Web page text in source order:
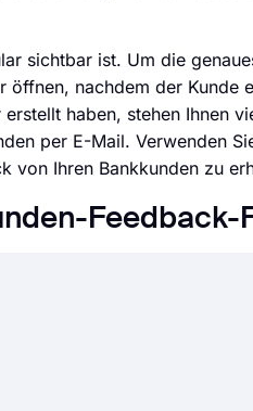
sichtbar ist. Um die
nachdem der Kunde
haben, stehen Ihnen
per E-Mail. Verwenden
von Ihren Bankkunden zu
Feedback-
als je zuvor. Ohne eine